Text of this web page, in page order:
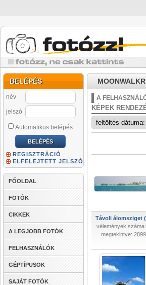
BELÉPÉS
név
jelszó
Automatikus belépés
REGISZTRÁCIÓ
ELFELEJTETT JELSZÓ
FŐOLDAL
FOTÓK
CIKKEK
A LEGJOBB FOTÓK
FELHASZNÁLÓK
GÉPTÍPUSOK
SAJÁT FOTÓK
A
KÉPEK
Távoli álomsziget
vélemények száma:
megtekintve: 2899